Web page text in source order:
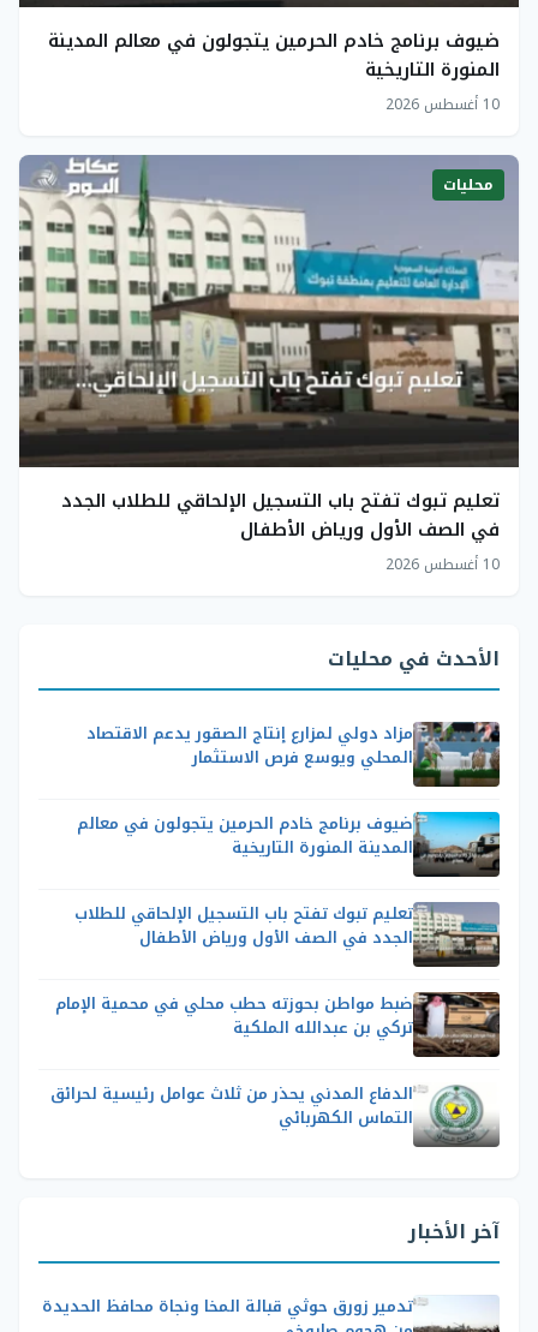
ضيوف برنامج خادم الحرمين يتجولون في معالم المدينة
المنورة التاريخية
10 أغسطس 2026
محليات
تعليم تبوك تفتح باب التسجيل الإلحاقي للطلاب الجدد
في الصف الأول ورياض الأطفال
10 أغسطس 2026
الأحدث في محليات
مزاد دولي لمزارع إنتاج الصقور يدعم الاقتصاد
المحلي ويوسع فرص الاستثمار
ضيوف برنامج خادم الحرمين يتجولون في معالم
المدينة المنورة التاريخية
تعليم تبوك تفتح باب التسجيل الإلحاقي للطلاب
الجدد في الصف الأول ورياض الأطفال
ضبط مواطن بحوزته حطب محلي في محمية الإمام
تركي بن عبدالله الملكية
الدفاع المدني يحذر من ثلاث عوامل رئيسية لحرائق
التماس الكهربائي
آخر الأخبار
تدمير زورق حوثي قبالة المخا ونجاة محافظ الحديدة